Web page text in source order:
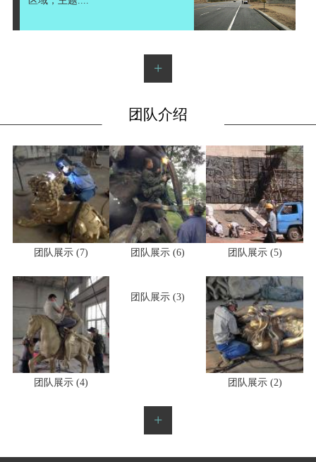
达拉特旗雕塑艺术景观长廊分为三个
团队展示 (7) 团队展示 (5)
团队展示 (3)
团队展示 (2)